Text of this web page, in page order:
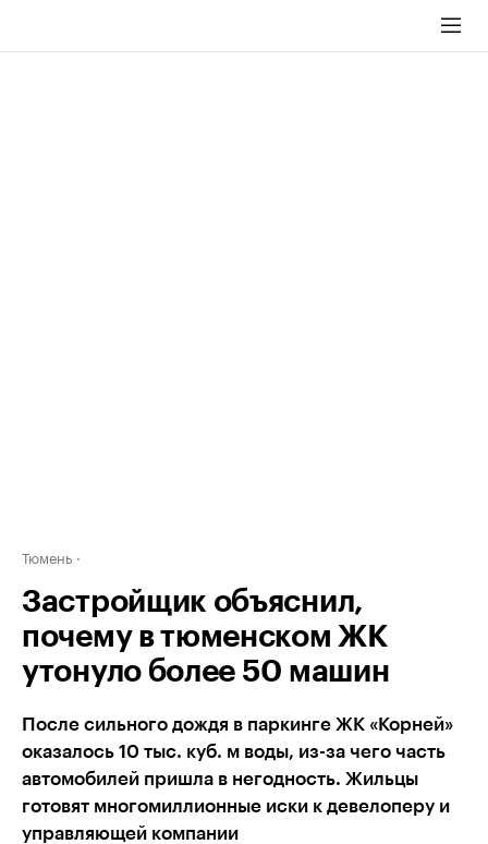
Тюмень
Застройщик объяснил,
почему в тюменском ЖК
утонуло более 50 машин
После сильного дождя в паркинге ЖК «Корней»
оказалось 10 тыс. куб. м воды, из-за чего часть
автомобилей пришла в негодность. Жильцы
готовят многомиллионные иски к девелоперу и
управляющей компании